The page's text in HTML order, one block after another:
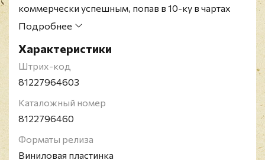
коммерчески успешным, попав в 10-ку в чартах
альбомов в Великобритании и США.
на тройном 180-граммовом черном виниле и
содержит бонусный материал с концерта в
Олимпии в Париже, записанный в октябре 1969
Открытый альбом. Конверт и винил в состоянии
близком к идеальному.
Легендарная группа Led Zeppelin была основана в
1968 году в Лондоне и была признана одной из
Подробнее
Характеристики
Штрих-код
81227964603
Каталожный номер
8122796460
Форматы релиза
Виниловая пластинка